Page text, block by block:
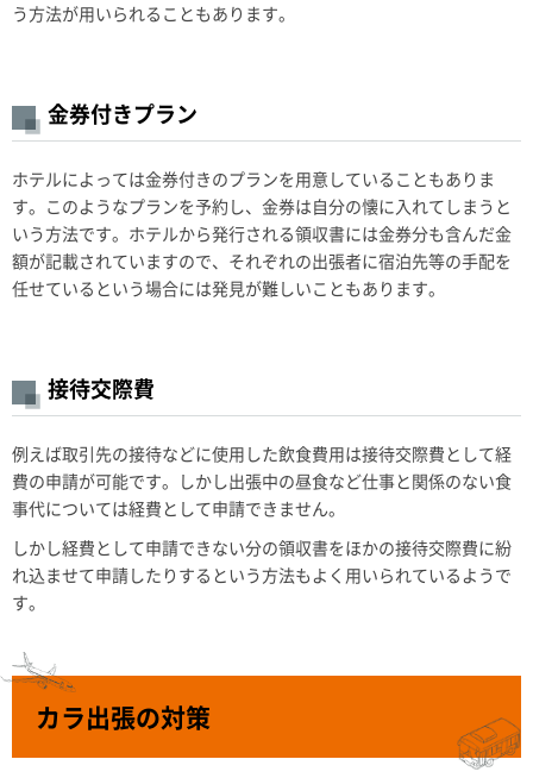
う方法が用いられることもあります。
金券付きプラン
ホテルによっては金券付きのプランを用意していることもありま
す。このようなプランを予約し、金券は自分の懐に入れてしまうと
いう方法です。ホテルから発行される領収書には金券分も含んだ金
額が記載されていますので、それぞれの出張者に宿泊先等の手配を
任せているという場合には発見が難しいこともあります。
接待交際費
例えば取引先の接待などに使用した飲食費用は接待交際費として経
費の申請が可能です。しかし出張中の昼食など仕事と関係のない食
事代については経費として申請できません。
しかし経費として申請できない分の領収書をほかの接待交際費に紛
れ込ませて申請したりするという方法もよく用いられているようで
す。
カラ出張の対策